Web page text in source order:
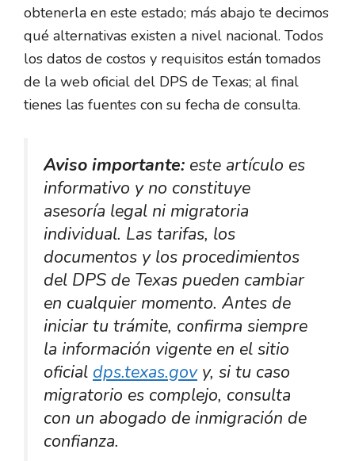
obtenerla en este estado; más abajo te decimos
qué alternativas existen a nivel nacional. Todos
los datos de costos y requisitos están tomados
de la web oficial del DPS de Texas; al final
tienes las fuentes con su fecha de consulta.
Aviso importante: este artículo es
informativo y no constituye
asesoría legal ni migratoria
individual. Las tarifas, los
documentos y los procedimientos
del DPS de Texas pueden cambiar
en cualquier momento. Antes de
iniciar tu trámite, confirma siempre
la información vigente en el sitio
oficial dps.texas.govy, si tu caso
migratorio es complejo, consulta
con un abogado de inmigración de
confianza.